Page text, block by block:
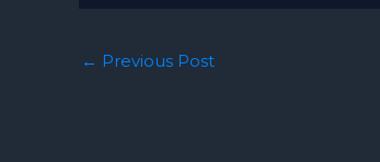
← Previous Post